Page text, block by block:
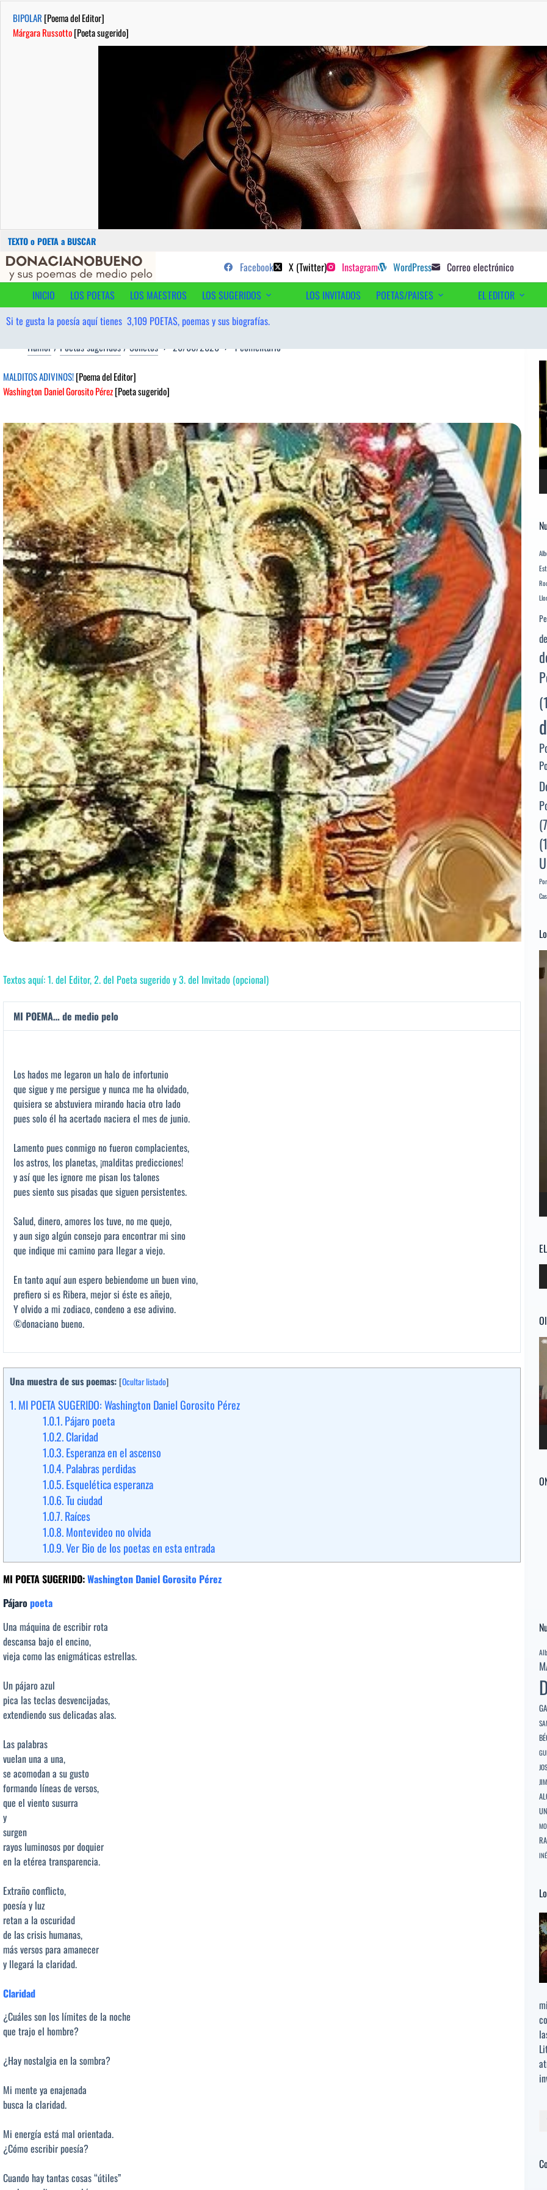
BIPOLAR [Poema del Editor]
Márgara Russotto[Poeta sugerido]
Buscar:
Saltar
contenido
...sus poemas de medio pelo y poetas sugeridos
Facebook X (Twitter) Instagram WordPress Correo electrónico
INICIO
LOS POETAS LOS MAESTROS LOS SUGERIDOS LOS INVITADOS POETAS/PAISES EL EDITOR
Si te gusta la poesía aquí tienes 3,109 POETAS, poemas y sus biografías.
Humor/Poetas sugeridos/Sonetos 26/06/2026 1 comentario
MALDITOS ADIVINOS![Poema del Editor]
Washington Daniel Gorosito Pérez[Poeta sugerido]
Textos aquí: 1. del Editor, 2. del Poeta sugerido y 3. del Invitado (opcional)
MI POEMA… de medio pelo
Los hados me legaron un halo de infortunio
que sigue y me persigue y nunca me ha olvidado,
quisiera se abstuviera mirando hacia otro lado
pues solo él ha acertado naciera el mes de junio.
Lamento pues conmigo no fueron complacientes,
los astros, los planetas, ¡malditas predicciones!
y así que les ignore me pisan los talones
pues siento sus pisadas que siguen persistentes.
Salud, dinero, amores los tuve, no me quejo,
y aun sigo algún consejo para encontrar mi sino
que indique mi camino para llegar a viejo.
En tanto aquí aun espero bebiendome un buen vino,
prefiero si es Ribera, mejor si éste es añejo,
Y olvido a mi zodiaco, condeno a ese adivino.
©donaciano bueno.
Una muestra de sus poemas: [Ocultar listado]
1.MI POETA SUGERIDO: Washington Daniel Gorosito Pérez
1.0.1.Pájaro poeta
1.0.2.Claridad
1.0.3.Esperanza en el ascenso
1.0.4.Palabras perdidas
1.0.5.Esquelética esperanza
1.0.6.Tu ciudad
1.0.7.Raíces
1.0.8.Montevideo no olvida
1.0.9.Ver Bio de los poetas en esta entrada
MI POETA SUGERIDO:Washington Daniel Gorosito Pérez
Pájaropoeta
Una máquina de escribir rota
descansa bajo el encino,
vieja como las enigmáticas estrellas.
Un pájaro azul
pica las teclas desvencijadas,
extendiendo sus delicadas alas.
Las palabras
vuelan una a una,
se acomodan a su gusto
formando líneas de versos,
que el viento susurra
y
surgen
rayos luminosos por doquier
en la etérea transparencia.
Extraño conflicto,
poesía y luz
retan a la oscuridad
de las crisis humanas,
más versos para amanecer
y llegará la claridad.
Claridad
¿Cuáles son los límites de la noche
que trajo el hombre?
¿Hay nostalgia en la sombra?
Mi mente ya enajenada
busca la claridad.
Mi energía está mal orientada.
¿Cómo escribir poesía?
Cuando hay tantas cosas “útiles”
de
de
de